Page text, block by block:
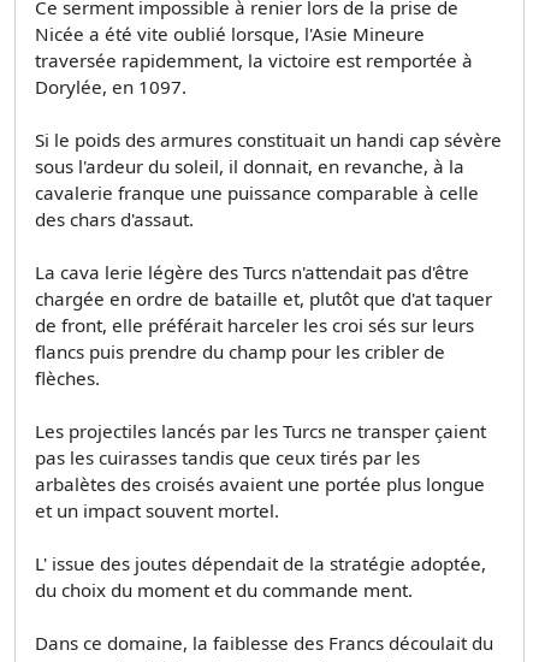
Ce serment impossible à renier lors de la prise de
Nicée a été vite oublié lorsque, l'Asie Mineure
traversée rapidemment, la victoire est remportée à
Dorylée, en 1097.
Si le poids des armures constituait un handi­ cap sévère
sous l'ardeur du soleil, il donnait, en revanche, à la
cavalerie franque une puissance comparable à celle
des chars d'assaut.
La cava­ lerie légère des Turcs n'attendait pas d'être
chargée en ordre de bataille et, plutôt que d'at­ taquer
de front, elle préférait harceler les croi­ sés sur leurs
flancs puis prendre du champ pour les cribler de
flèches.
Les projectiles lancés par les Turcs ne transper­ çaient
pas les cuirasses tandis que ceux tirés par les
arbalètes des croisés avaient une portée plus longue
et un impact souvent mortel.
L' issue des joutes dépendait de la stratégie adoptée,
du choix du moment et du commande­ ment.
Dans ce domaine, la faiblesse des Francs découlait du